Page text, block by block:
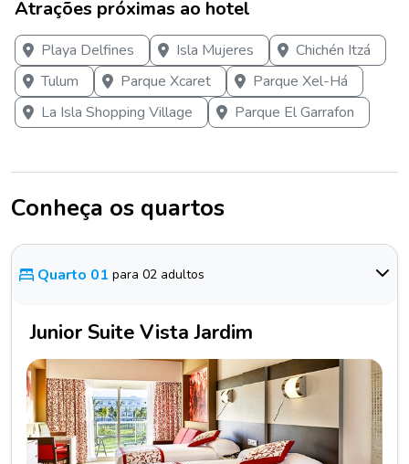
Atrações próximas ao hotel
Playa Delfines Isla Mujeres
Chichén Itzá
Tulum
Parque Xcaret
Parque Xel-Há
La Isla Shopping Village
Parque El Garrafon
Conheça os quartos
Quarto 01 para 02 adultos
Junior Suite Vista Jardim